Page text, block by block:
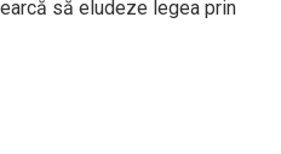
să eludeze legea prin